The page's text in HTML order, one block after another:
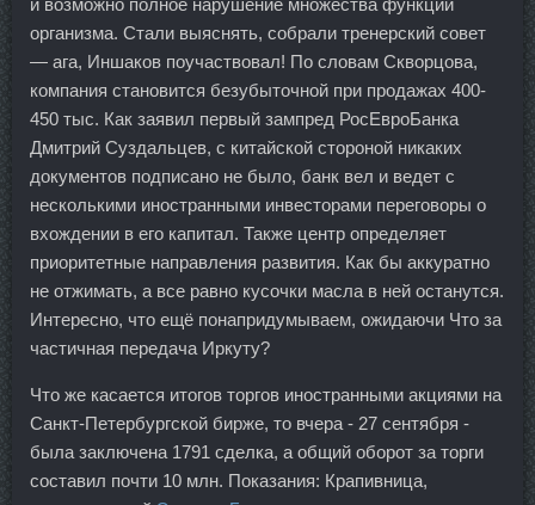
и возможно полное нарушение множества функций
организма. Стали выяснять, собрали тренерский совет
— ага, Иншаков поучаствовал! По словам Скворцова,
компания становится безубыточной при продажах 400-
450 тыс. Как заявил первый зампред РосЕвроБанка
Дмитрий Суздальцев, с китайской стороной никаких
документов подписано не было, банк вел и ведет с
несколькими иностранными инвесторами переговоры о
вхождении в его капитал. Также центр определяет
приоритетные направления развития. Как бы аккуратно
не отжимать, а все равно кусочки масла в ней останутся.
Интересно, что ещё понапридумываем, ожидаючи Что за
частичная передача Иркуту?
Что же касается итогов торгов иностранными акциями на
Санкт-Петербургской бирже, то вчера - 27 сентября -
была заключена 1791 сделка, а общий оборот за торги
составил почти 10 млн. Показания: Крапивница,